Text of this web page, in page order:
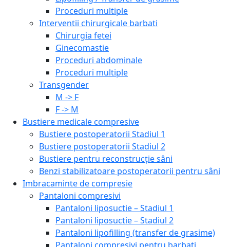
Proceduri multiple
Interventii chirurgicale barbati
Chirurgia fetei
Ginecomastie
Proceduri abdominale
Proceduri multiple
Transgender
M -> F
F -> M
Bustiere medicale compresive
Bustiere postoperatorii Stadiul 1
Bustiere postoperatorii Stadiul 2
Bustiere pentru reconstrucție sâni
Benzi stabilizatoare postoperatorii pentru sâni
Imbracaminte de compresie
Pantaloni compresivi
Pantaloni liposuctie – Stadiul 1
Pantaloni liposuctie – Stadiul 2
Pantaloni lipofilling (transfer de grasime)
Pantaloni compresivi pentru barbati